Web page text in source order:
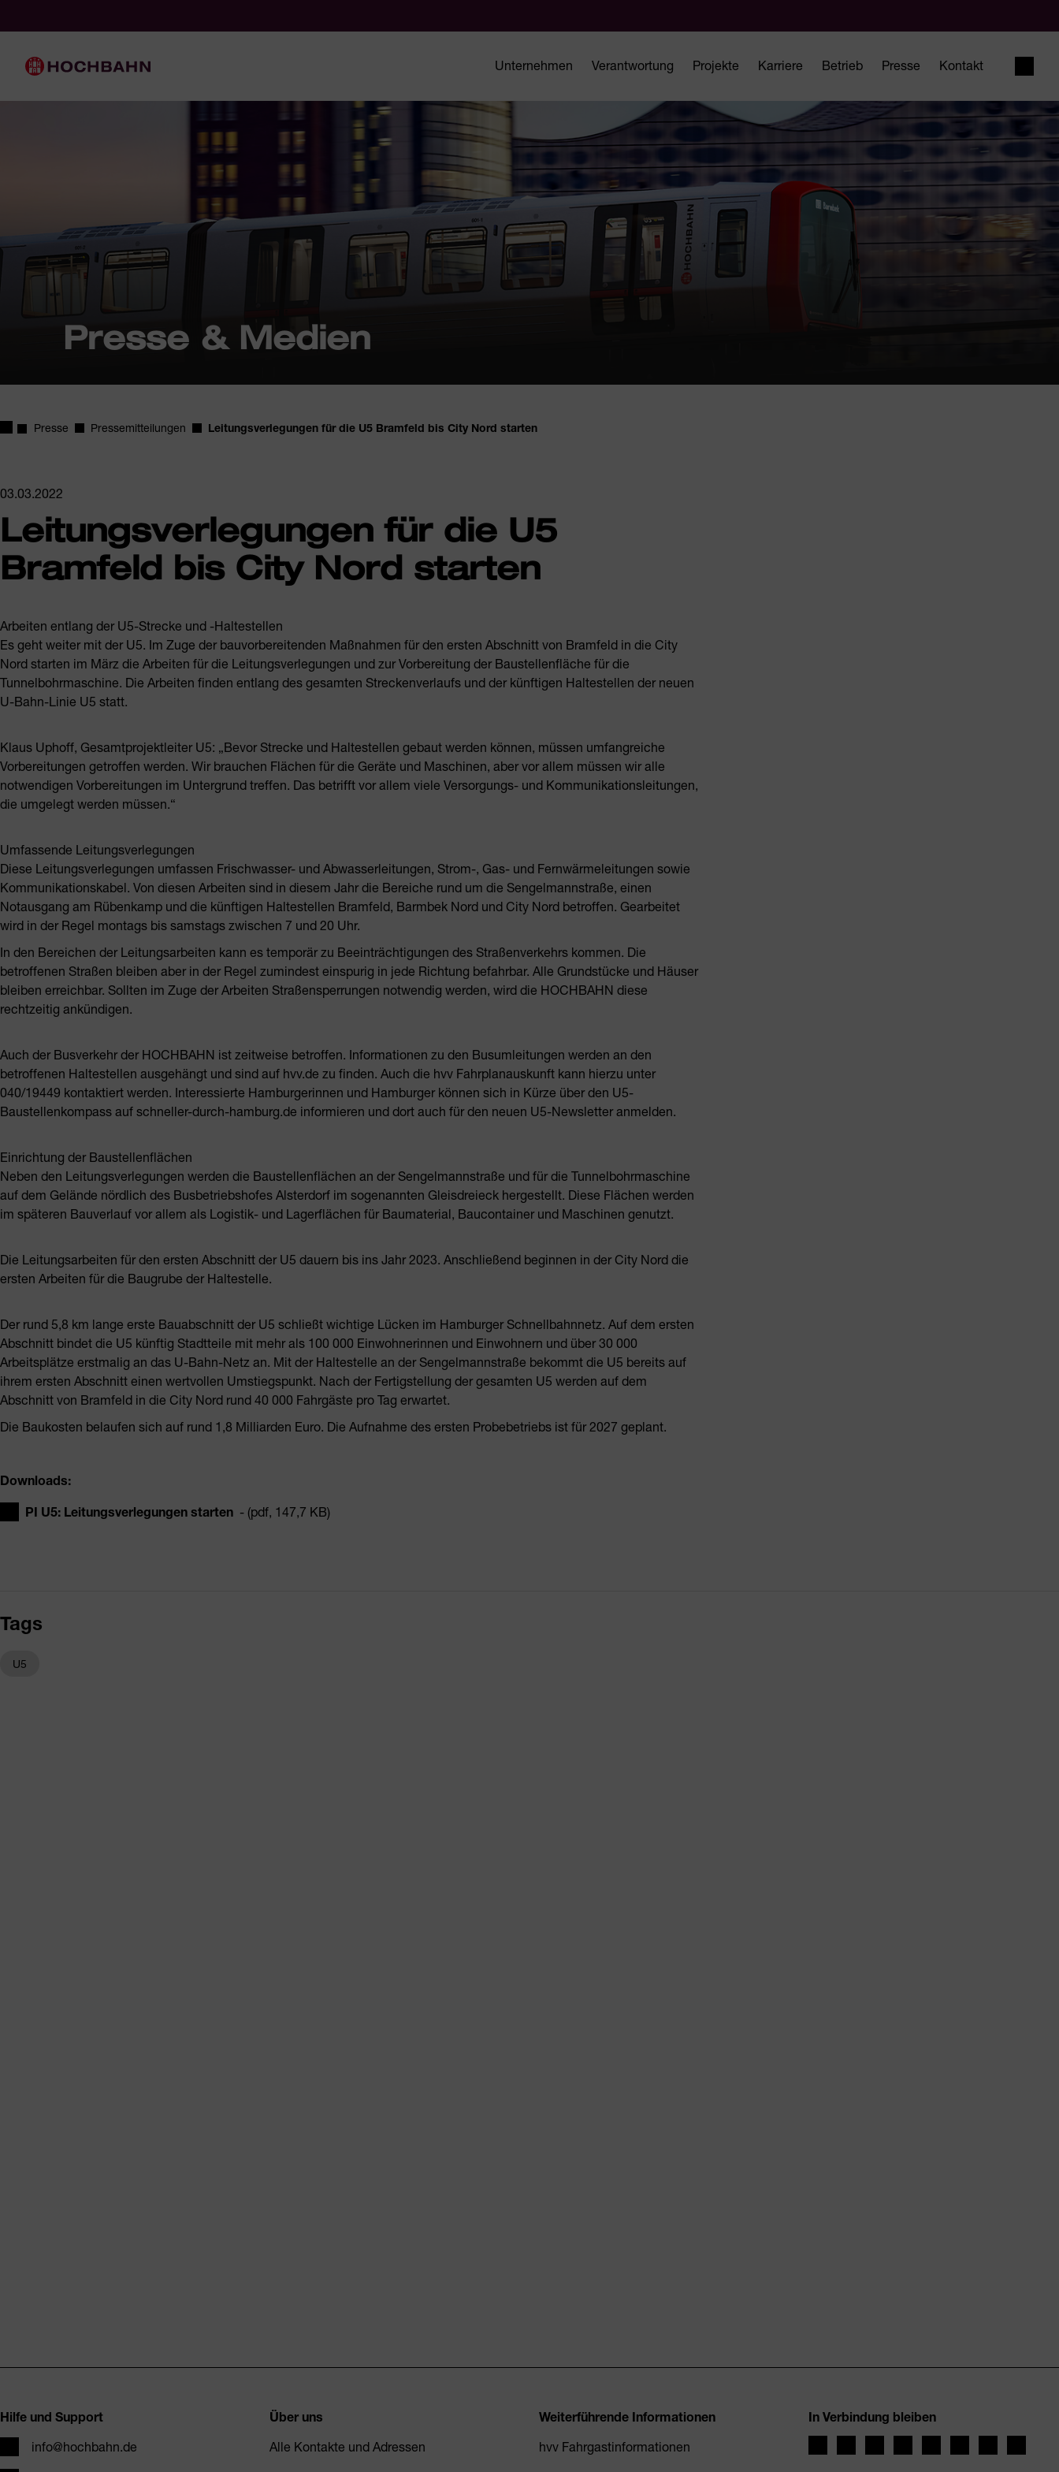
Hauptnavigation
Unternehmen Verantwortung Projekte Karriere Betrieb Presse Kontakt
Presse & Medien
Startseite
Presse Pressemitteilungen Leitungsverlegungen für die U5 Bramfeld bis City Nord starten
03.03.2022
Leitungsverlegungen für die U5
Bramfeld bis City Nord starten
Arbeiten entlang der U5-Strecke und -Haltestellen
Es geht weiter mit der U5. Im Zuge der bauvorbereitenden Maßnahmen für den ersten Abschnitt von Bramfeld in die City
Nord starten im März die Arbeiten für die Leitungsverlegungen und zur Vorbereitung der Baustellenfläche für die
Tunnelbohrmaschine. Die Arbeiten finden entlang des gesamten Streckenverlaufs und der künftigen Haltestellen der neuen
U-Bahn-Linie U5 statt.
Klaus Uphoff, Gesamtprojektleiter U5: „Bevor Strecke und Haltestellen gebaut werden können, müssen umfangreiche
Vorbereitungen getroffen werden. Wir brauchen Flächen für die Geräte und Maschinen, aber vor allem müssen wir alle
notwendigen Vorbereitungen im Untergrund treffen. Das betrifft vor allem viele Versorgungs- und Kommunikationsleitungen,
die umgelegt werden müssen.“
Umfassende Leitungsverlegungen
Diese Leitungsverlegungen umfassen Frischwasser- und Abwasserleitungen, Strom-, Gas- und Fernwärmeleitungen sowie
Kommunikationskabel. Von diesen Arbeiten sind in diesem Jahr die Bereiche rund um die Sengelmannstraße, einen
Notausgang am Rübenkamp und die künftigen Haltestellen Bramfeld, Barmbek Nord und City Nord betroffen. Gearbeitet
wird in der Regel montags bis samstags zwischen 7 und 20 Uhr.
In den Bereichen der Leitungsarbeiten kann es temporär zu Beeinträchtigungen des Straßenverkehrs kommen. Die
betroffenen Straßen bleiben aber in der Regel zumindest einspurig in jede Richtung befahrbar. Alle Grundstücke und Häuser
bleiben erreichbar. Sollten im Zuge der Arbeiten Straßensperrungen notwendig werden, wird die HOCHBAHN diese
rechtzeitig ankündigen.
Auch der Busverkehr der HOCHBAHN ist zeitweise betroffen. Informationen zu den Busumleitungen werden an den
betroffenen Haltestellen ausgehängt und sind auf hvv.de zu finden. Auch die hvv Fahrplanauskunft kann hierzu unter
040/19449 kontaktiert werden. Interessierte Hamburgerinnen und Hamburger können sich in Kürze über den U5-
Baustellenkompass auf schneller-durch-hamburg.de informieren und dort auch für den neuen U5-Newsletter anmelden.
Einrichtung der Baustellenflächen
Neben den Leitungsverlegungen werden die Baustellenflächen an der Sengelmannstraße und für die Tunnelbohrmaschine
auf dem Gelände nördlich des Busbetriebshofes Alsterdorf im sogenannten Gleisdreieck hergestellt. Diese Flächen werden
im späteren Bauverlauf vor allem als Logistik- und Lagerflächen für Baumaterial, Baucontainer und Maschinen genutzt.
Die Leitungsarbeiten für den ersten Abschnitt der U5 dauern bis ins Jahr 2023. Anschließend beginnen in der City Nord die
ersten Arbeiten für die Baugrube der Haltestelle.
Der rund 5,8 km lange erste Bauabschnitt der U5 schließt wichtige Lücken im Hamburger Schnellbahnnetz. Auf dem ersten
Abschnitt bindet die U5 künftig Stadtteile mit mehr als 100 000 Einwohnerinnen und Einwohnern und über 30 000
Arbeitsplätze erstmalig an das U-Bahn-Netz an. Mit der Haltestelle an der Sengelmannstraße bekommt die U5 bereits auf
ihrem ersten Abschnitt einen wertvollen Umstiegspunkt. Nach der Fertigstellung der gesamten U5 werden auf dem
Abschnitt von Bramfeld in die City Nord rund 40 000 Fahrgäste pro Tag erwartet.
Die Baukosten belaufen sich auf rund 1,8 Milliarden Euro. Die Aufnahme des ersten Probebetriebs ist für 2027 geplant.
Downloads:
PI U5: Leitungsverlegungen starten - (pdf, 147,7 KB)
Tags
U5
Hilfe und Support
E-Mailinfo@hochbahn.de
Über uns
Alle Kontakte und Adressen
Weiterführende Informationen
hvv Fahrgastinformationen
In Verbindung bleiben